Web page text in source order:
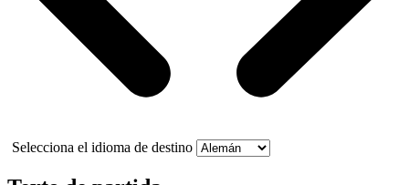
Selecciona el idioma de destino